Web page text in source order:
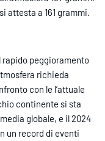
attesta a 161 grammi.
rapido peggioramento
richieda
con le l’attuale
continente si sta
globale, e il 2024
un record di eventi